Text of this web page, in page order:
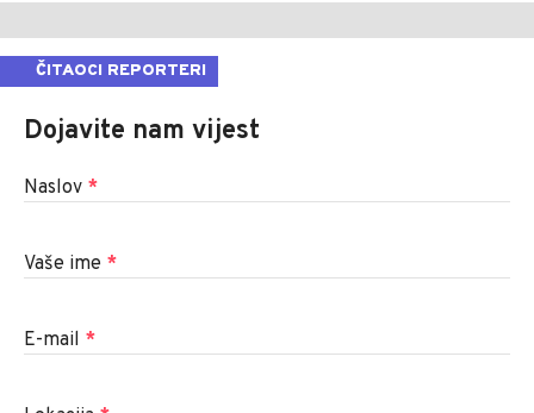
ČITAOCI REPORTERI
Dojavite nam vijest
Naslov *
Vaše ime *
E-mail *